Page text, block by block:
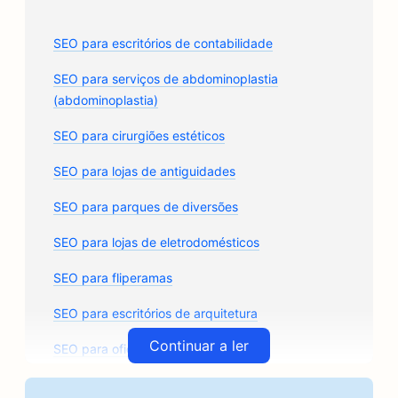
SEO para escritórios de contabilidade
SEO para serviços de abdominoplastia
(abdominoplastia)
SEO para cirurgiões estéticos
SEO para lojas de antiguidades
SEO para parques de diversões
SEO para lojas de eletrodomésticos
SEO para fliperamas
SEO para escritórios de arquitetura
SEO para oficinas de funilaria
Continuar a ler